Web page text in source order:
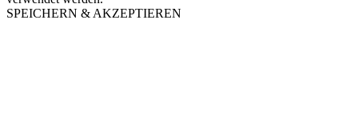
SPEICHERN & AKZEPTIEREN